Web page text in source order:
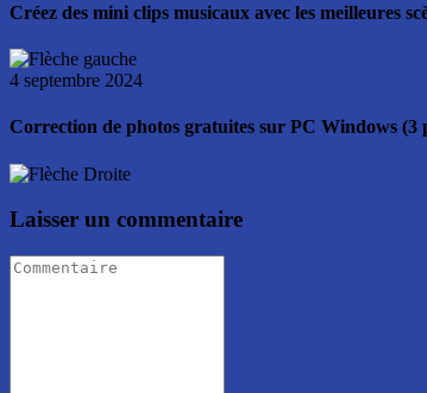
Créez des mini clips musicaux avec les meilleures
4 septembre 2024
Correction de photos gratuites sur PC Windows (3
Laisser un commentaire